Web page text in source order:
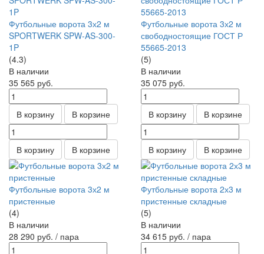
Футбольные ворота 3х2 м
SPORTWERK SPW-AS-300-
1P
(4.3)
В наличии
35 565 руб.
В корзину В корзине
В корзину В корзине
Футбольные ворота 3х2 м
свободностоящие ГОСТ Р
55665-2013
(5)
В наличии
35 075 руб.
В корзину В корзине
В корзину В корзине
Футбольные ворота 3х2 м
пристенные
(4)
В наличии
28 290 руб. / пара
Футбольные ворота 2х3 м
пристенные складные
(5)
В наличии
34 615 руб. / пара